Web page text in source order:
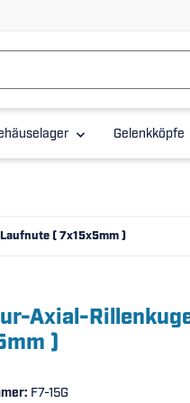
Gelenkköpfe
( 7x15x5mm )
Axial-
)
F7-15G